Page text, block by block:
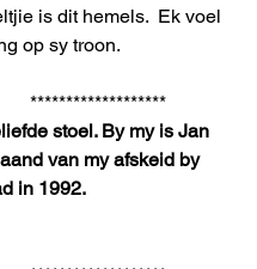
is dit hemels.  Ek voel
op sy troon.
                            *******************
stoel. By my is Jan
van my afskeid by
in 1992.